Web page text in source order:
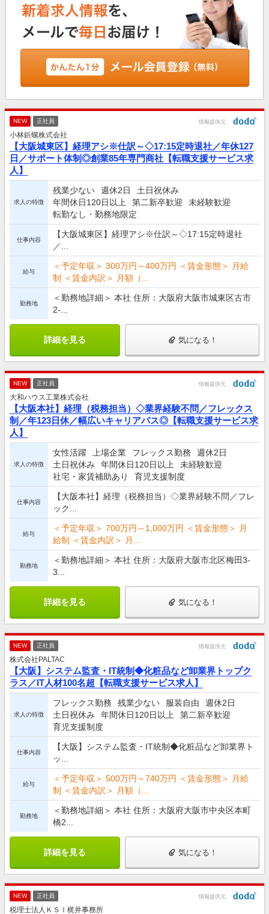
NEW 正社員 情報提供元
小林鋲螺株式会社
【大阪城東区】経理アシ※仕訳～◇17:15定時退社／年休127
日／サポート体制◎創業85年専門商社【転職支援サービス求
人】
求人の特徴
残業少ない 週休2日
土日祝休み
年間休日120日以上
第二新卒歓迎
未経験歓迎
転勤なし・勤務地限定
仕事内容
【大阪城東区】経理アシ※仕訳～◇17:15定時退社
／...
給与
＜予定年収＞ 300万円～400万円 ＜賃金形態＞ 月給
制 ＜賃金内訳＞ 月額（...
勤務地
＜勤務地詳細＞ 本社 住所：大阪府大阪市城東区古市
2-...
詳細を見る 気になる！
NEW 正社員 情報提供元
大和ハウス工業株式会社
【大阪本社】経理（税務担当）◇業界経験不問／フレックス
制／年123日休／幅広いキャリアパス◎【転職支援サービス求
人】
求人の特徴
女性活躍 上場企業 フレックス勤務
週休2日
土日祝休み
年間休日120日以上
未経験歓迎
社宅・家賃補助あり
育児支援制度
仕事内容
【大阪本社】経理（税務担当）◇業界経験不問／フレ
ック...
給与
＜予定年収＞ 700万円～1,000万円 ＜賃金形態＞ 月
給制 ＜賃金内訳＞ 月...
勤務地
＜勤務地詳細＞ 本社 住所：大阪府大阪市北区梅田3-
3...
詳細を見る 気になる！
NEW 正社員 情報提供元
株式会社PALTAC
【大阪】システム監査・IT統制◆化粧品など卸業界トップク
ラス／IT人材100名超【転職支援サービス求人】
求人の特徴
フレックス勤務 残業少ない 服装自由
週休2日
土日祝休み
年間休日120日以上
第二新卒歓迎
育児支援制度
仕事内容
【大阪】システム監査・IT統制◆化粧品など卸業界ト
ッ...
給与
＜予定年収＞ 500万円～740万円 ＜賃金形態＞ 月給
制 ＜賃金内訳＞ 月額（...
勤務地
＜勤務地詳細＞ 本社 住所：大阪府大阪市中央区本町
橋2...
詳細を見る 気になる！
NEW 正社員 情報提供元
税理士法人ＫＳＩ梶井事務所